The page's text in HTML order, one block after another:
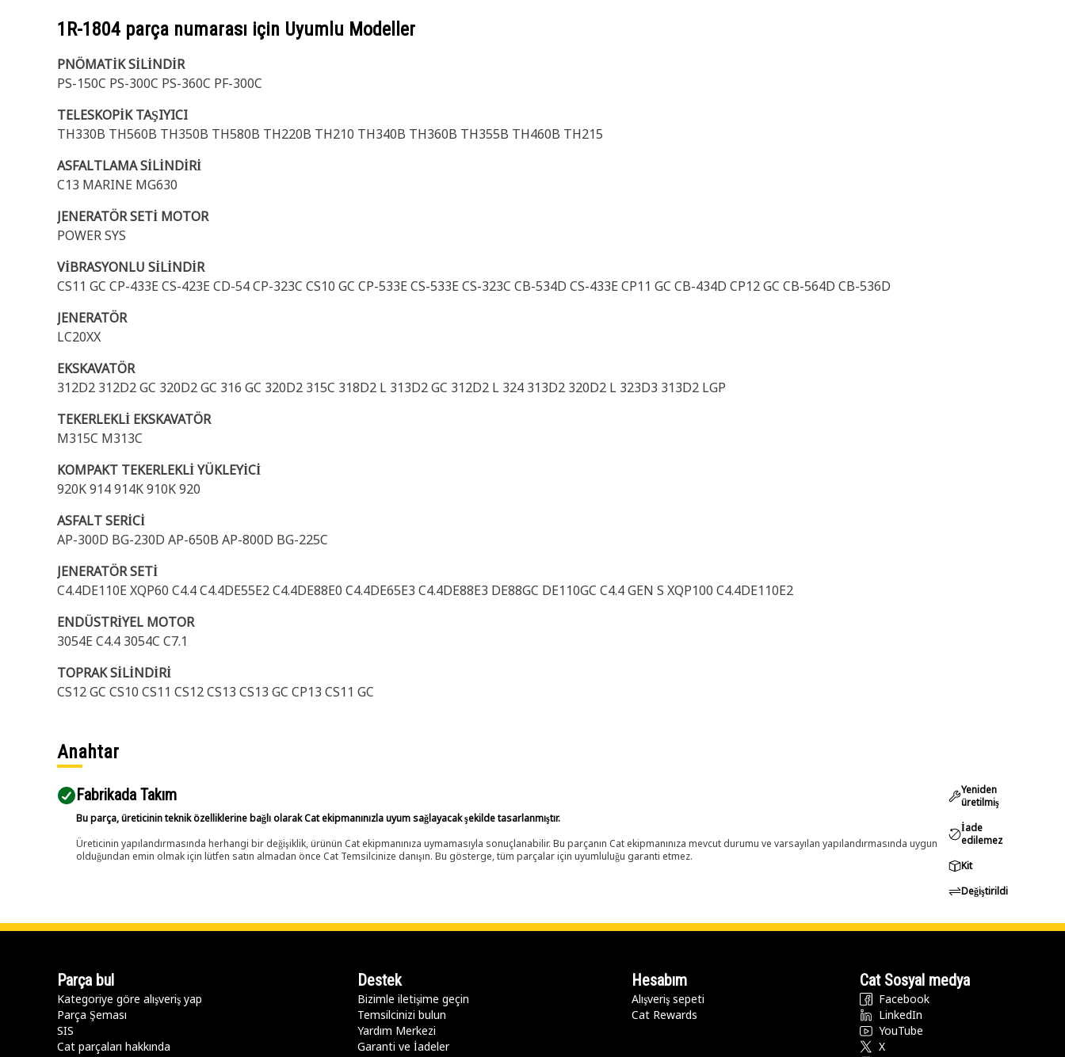
1R-1804 parça numarası için Uyumlu Modeller
PNÖMATİK SİLİNDİR
PS-150C PS-300C PS-360C PF-300C
TELESKOPİK TAŞIYICI
TH330B TH560B TH350B TH580B TH220B TH210 TH340B TH360B TH355B TH460B TH215
ASFALTLAMA SİLİNDİRİ
C13 MARINE MG630
JENERATÖR SETİ MOTOR
POWER SYS
VİBRASYONLU SİLİNDİR
CS11 GC CP-433E CS-423E CD-54 CP-323C CS10 GC CP-533E CS-533E CS-323C CB-534D CS-433E CP11 GC CB-434D CP12 GC CB-564D CB-536D
JENERATÖR
LC20XX
EKSKAVATÖR
312D2 312D2 GC 320D2 GC 316 GC 320D2 315C 318D2 L 313D2 GC 312D2 L 324 313D2 320D2 L 323D3 313D2 LGP
TEKERLEKLİ EKSKAVATÖR
M315C M313C
KOMPAKT TEKERLEKLİ YÜKLEYİCİ
920K 914 914K 910K 920
ASFALT SERİCİ
AP-300D BG-230D AP-650B AP-800D BG-225C
JENERATÖR SETİ
C4.4DE110E XQP60 C4.4 C4.4DE55E2 C4.4DE88E0 C4.4DE65E3 C4.4DE88E3 DE88GC DE110GC C4.4 GEN S XQP100 C4.4DE110E2
ENDÜSTRİYEL MOTOR
3054E C4.4 3054C C7.1
TOPRAK SİLİNDİRİ
CS12 GC CS10 CS11 CS12 CS13 CS13 GC CP13 CS11 GC
Anahtar
Fabrikada Takım
Bu parça, üreticinin teknik özelliklerine bağlı olarak Cat ekipmanınızla uyum sağlayacak şekilde tasarlanmıştır.
Üreticinin yapılandırmasında herhangi bir değişiklik, ürünün Cat ekipmanınıza uymamasıyla sonuçlanabilir. Bu parçanın Cat ekipmanınıza mevcut durumu ve varsayılan yapılandırmasında uygun
olduğundan emin olmak için lütfen satın almadan önce Cat Temsilcinize danışın. Bu gösterge, tüm parçalar için uyumluluğu garanti etmez.
Yeniden
üretilmiş
İade
edilemez
Kit
Değiştirildi
Parça bul
Kategoriye göre alışveriş yap
Parça Şeması
SIS
Cat parçaları hakkında
Destek
Bizimle iletişime geçin
Temsilcinizi bulun
Yardım Merkezi
Garanti ve İadeler
Hesabım
Alışveriş sepeti
Cat Rewards
Cat Sosyal medya
Facebook
LinkedIn
YouTube
X